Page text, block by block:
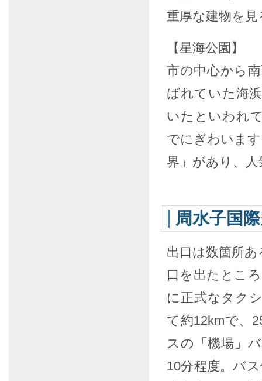
重厚な建物を
【星海公園】
市の中心から
ばれていた海
いたといわれ
でにぎわいま
界」があり、
周水子国
出口は数箇所
口を出たとこ
に正式なタク
て約12kmで、
スの「機場」
10分程度。バ